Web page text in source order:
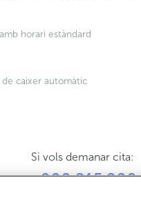
horari estàndard
de caixer automàtic
Si vols demanar cita:
900 815 200